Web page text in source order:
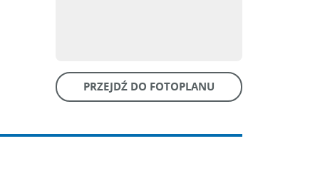
PRZEJDŹ DO FOTOPLANU